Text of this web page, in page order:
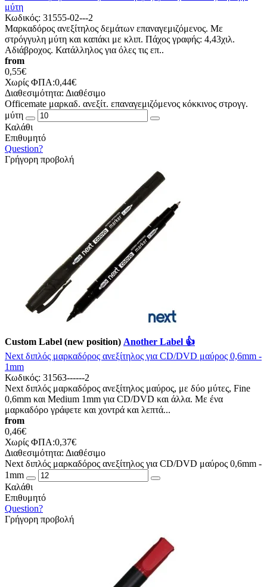
μύτη
Κωδικός: 31555-02---2
Μαρκαδόρος ανεξίτηλος δεμάτων επαναγεμιζόμενος. Με
στρόγγυλη μύτη και καπάκι με κλιπ. Πάχος γραφής: 4,43χιλ.
Αδιάβροχος. Κατάλληλος για όλες τις επ..
from
0,55€
Χωρίς ΦΠΑ:0,44€
Διαθεσιμότητα: Διαθέσιμο
Officemate μαρκαδ. ανεξίτ. επαναγεμιζόμενος κόκκινος στρογγ.
μύτη
Καλάθι
Επιθυμητό
Question?
Γρήγορη προβολή
Custom Label (new position) Another Label 👍
Next διπλός μαρκαδόρος ανεξίτηλος για CD/DVD μαύρος 0,6mm -
1mm
Κωδικός: 31563------2
Next διπλός μαρκαδόρος ανεξίτηλος μαύρος, με δύο μύτες, Fine
0,6mm και Medium 1mm για CD/DVD και άλλα. Με ένα
μαρκαδόρο γράφετε και χοντρά και λεπτά...
from
0,46€
Χωρίς ΦΠΑ:0,37€
Διαθεσιμότητα: Διαθέσιμο
Next διπλός μαρκαδόρος ανεξίτηλος για CD/DVD μαύρος 0,6mm -
1mm
Καλάθι
Επιθυμητό
Question?
Γρήγορη προβολή